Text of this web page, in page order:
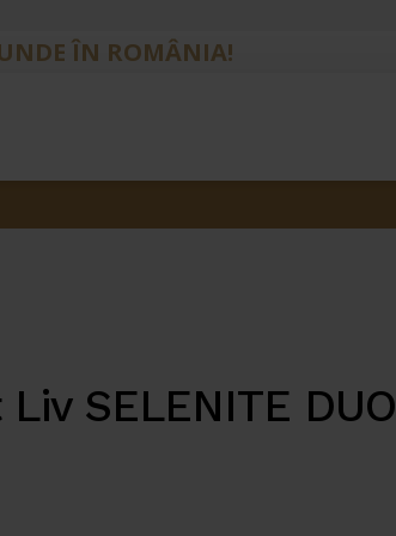
ÎN ROMÂNIA!
SELENITE DUO